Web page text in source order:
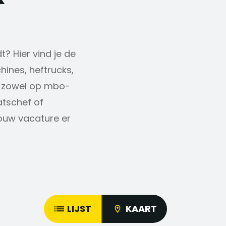
Hier vind je de
heftrucks,
op mbo-
of
vacature er
LIJST KAART